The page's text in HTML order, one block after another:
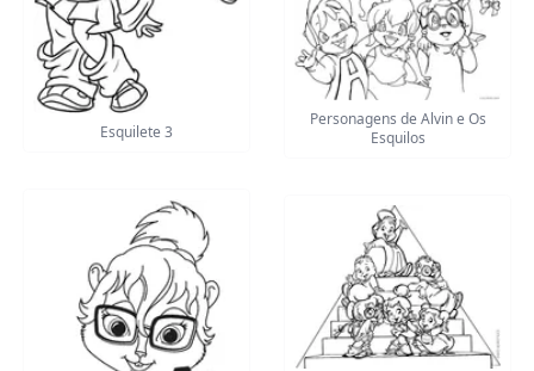
Esquilete 3
Personagens de Alvin e Os
Esquilos